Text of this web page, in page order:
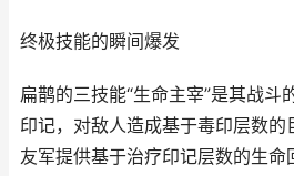
终极技能的瞬间爆发
扁鹊的三技能“生命主宰”是其战斗
印记，对敌人造成基于毒印层数的
友军提供基于治疗印记层数的生